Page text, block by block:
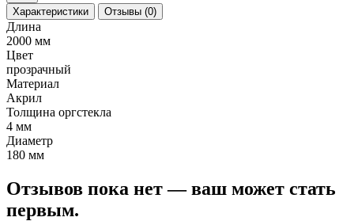
Характеристики Отзывы (0)
Длина
2000 мм
Цвет
прозрачный
Материал
Акрил
Толщина оргстекла
4 мм
Диаметр
180 мм
Отзывов пока нет — ваш может стать
первым.